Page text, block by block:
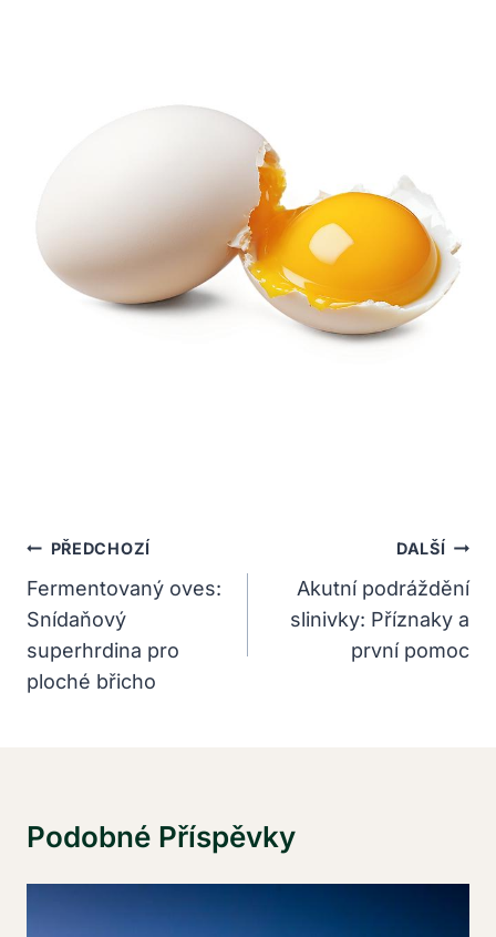
Navigace
Pro
Příspěvek
PŘEDCHOZÍ
Fermentovaný oves:
Snídaňový
superhrdina pro
ploché břicho
DALŠÍ
Akutní podráždění
slinivky: Příznaky a
první pomoc
Podobné Příspěvky